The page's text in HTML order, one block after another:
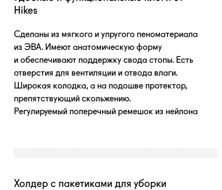
Hikes
Сделаны из мягкого и упругого пеноматериала
из ЭВА. Имеют анатомическую форму
и обеспечивают поддержку свода стопы. Есть
отверстия для вентиляции и отвода влаги.
Широкая колодка, а на подошве протектор,
препятствующий скольжению.
Регулируемый поперечный ремешок из нейлона
Холдер с пакетиками для уборки